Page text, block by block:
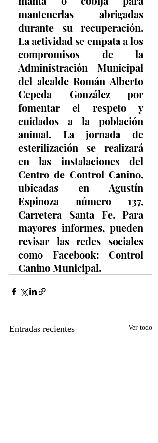
mantenerlas abrigadas
durante su recuperación.
La actividad se empata a los
compromisos de la
Administración Municipal
del alcalde Román Alberto
Cepeda González por
fomentar el respeto y
cuidados a la población
animal. La jornada de
esterilización se realizará
en las instalaciones del
Centro de Control Canino,
ubicadas en Agustín
Espinoza número 137,
Carretera Santa Fe. Para
mayores informes, pueden
revisar las redes sociales
como Facebook: Control
Canino Municipal.
Entradas recientes Ver todo